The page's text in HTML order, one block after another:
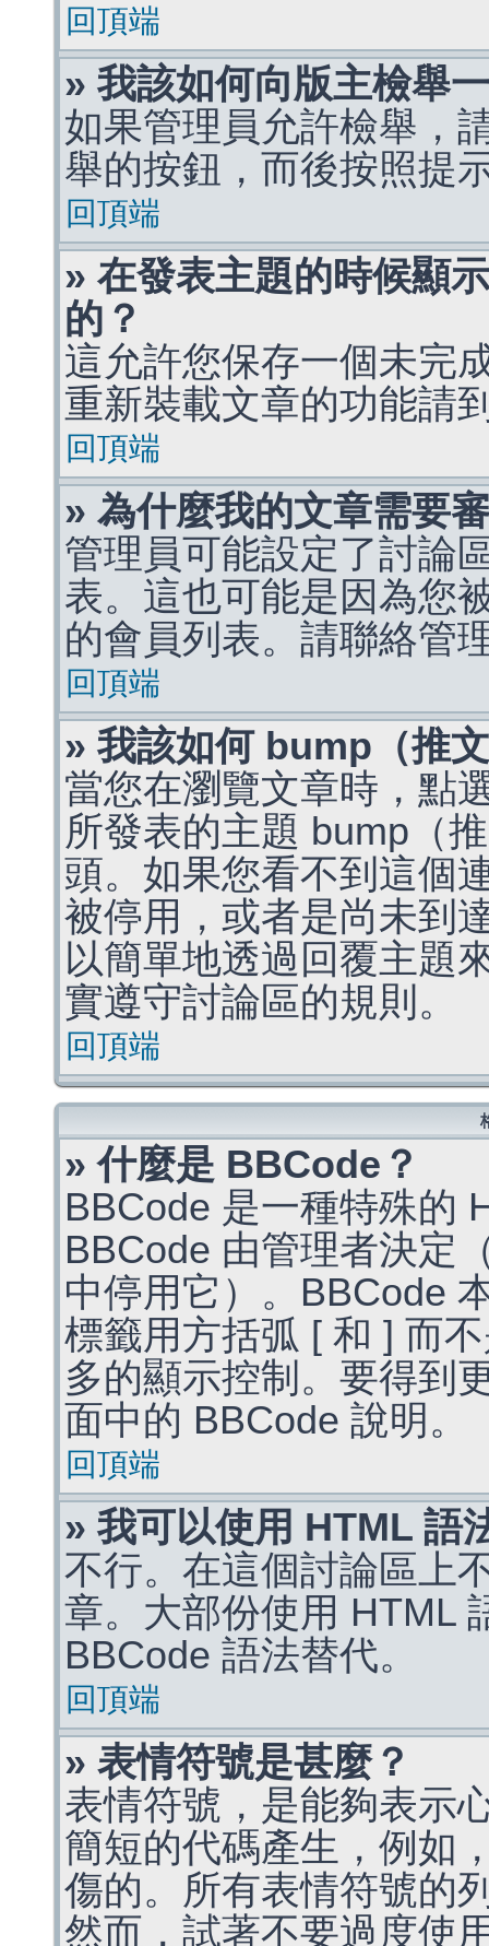
回頂端
» 我該如何向版主檢舉
如果管理員允許檢舉，
舉的按鈕，而後按照提
回頂端
» 在發表主題的時候顯
的？
這允許您保存一個未完
重新裝載文章的功能請
回頂端
» 為什麼我的文章需要
管理員可能設定了討論
表。這也可能是因為您
的會員列表。請聯絡管
回頂端
» 我該如何 bump（推
當您在瀏覽文章時，點
所發表的主題 bump（
頭。如果您看不到這個
被停用，或者是尚未到
以簡單地透過回覆主題
實遵守討論區的規則。
回頂端
» 什麼是 BBCode？
BBCode 是一種特殊的
BBCode 由管理者決定
中停用它）。BBCode
標籤用方括弧 [ 和 ] 而
多的顯示控制。要得到
面中的 BBCode 說明。
回頂端
» 我可以使用 HTML 語
不行。在這個討論區上
章。大部份使用 HTML
BBCode 語法替代。
回頂端
» 表情符號是甚麼？
表情符號，是能夠表示
簡短的代碼產生，例如
傷的。所有表情符號的
然而，試著不要過度使